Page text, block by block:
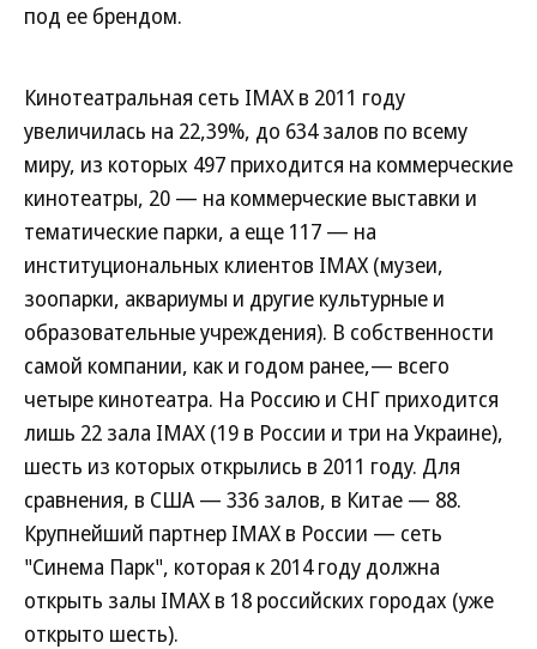
под ее брендом.
Кинотеатральная сеть IMAX в 2011 году
увеличилась на 22,39%, до 634 залов по всему
миру, из которых 497 приходится на коммерческие
кинотеатры, 20 — на коммерческие выставки и
тематические парки, а еще 117 — на
институциональных клиентов IMAX (музеи,
зоопарки, аквариумы и другие культурные и
образовательные учреждения). В собственности
самой компании, как и годом ранее,— всего
четыре кинотеатра. На Россию и СНГ приходится
лишь 22 зала IMAX (19 в России и три на Украине),
шесть из которых открылись в 2011 году. Для
сравнения, в США — 336 залов, в Китае — 88.
Крупнейший партнер IMAX в России — сеть
"Синема Парк", которая к 2014 году должна
открыть залы IMAX в 18 российских городах (уже
открыто шесть).